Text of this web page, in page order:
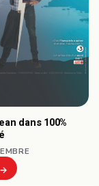
dans 100%